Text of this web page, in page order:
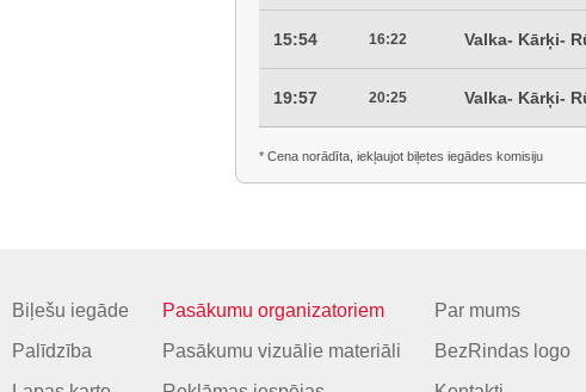
15:54 16:22 Valka- Kārķi-
19:57 20:25 Valka- Kārķi-
* Cena norādīta, iekļaujot biļetes iegādes komisiju
Biļešu iegāde
Palīdzība
Pasākumu organizatoriem
Pasākumu vizuālie materiāli
Par mums
BezRindas logo